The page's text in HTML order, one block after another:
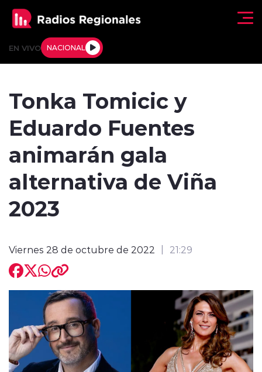
EN VIVO NACIONAL
Tendencias
Internacional
Entrevistas
modo claro
Tonka Tomicic y
Eduardo Fuentes
animarán gala
alternativa de Viña
2023
Viernes 28 de octubre de 2022 21:29